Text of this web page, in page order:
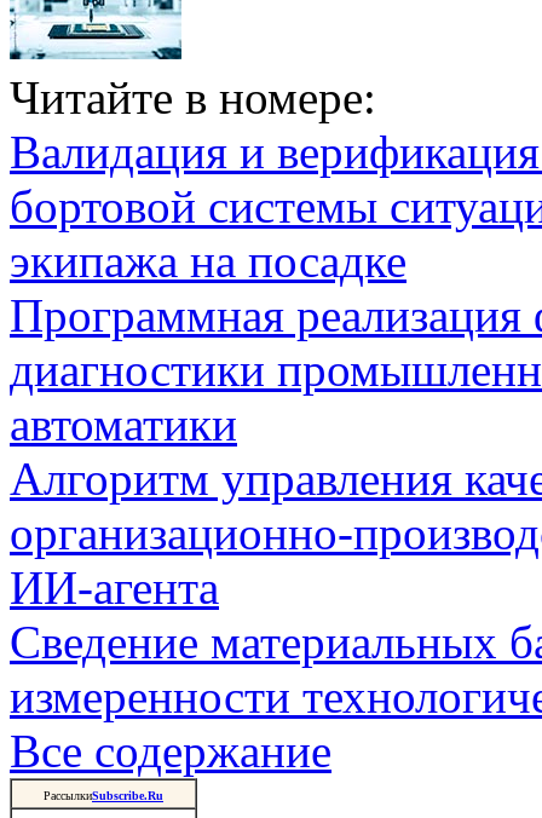
Читайте в номере:
Валидация и
бортовой системы
экипажа на посадке
Программная
диагностики
автоматики
Алгоритм управления
организационно-
ИИ-агента
Сведение материальных
измеренности
Все содержание
РассылкиSubscribe.Ru